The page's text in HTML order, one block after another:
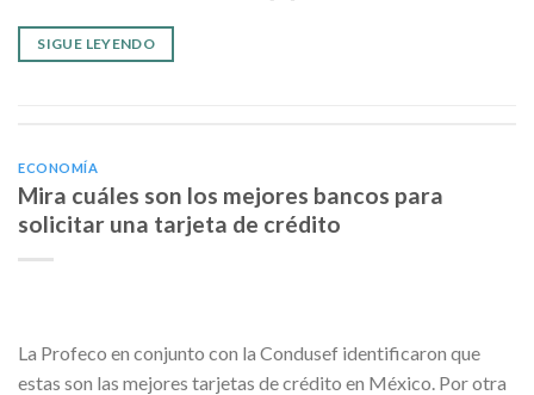
SIGUE LEYENDO
ECONOMÍA
Mira cuáles son los mejores bancos para
solicitar una tarjeta de crédito
La Profeco en conjunto con la Condusef identificaron que
estas son las mejores tarjetas de crédito en México. Por otra